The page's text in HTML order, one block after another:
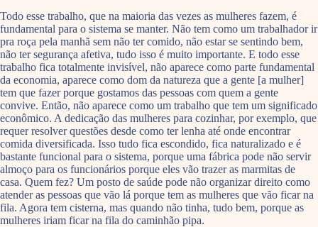
Todo esse trabalho, que na maioria das vezes as mulheres fazem, é
fundamental para o sistema se manter. Não tem como um trabalhador ir
pra roça pela manhã sem não ter comido, não estar se sentindo bem,
não ter segurança afetiva, tudo isso é muito importante. E todo esse
trabalho fica totalmente invisível, não aparece como parte fundamental
da economia, aparece como dom da natureza que a gente [a mulher]
tem que fazer porque gostamos das pessoas com quem a gente
convive. Então, não aparece como um trabalho que tem um significado
econômico. A dedicação das mulheres para cozinhar, por exemplo, que
requer resolver questões desde como ter lenha até onde encontrar
comida diversificada. Isso tudo fica escondido, fica naturalizado e é
bastante funcional para o sistema, porque uma fábrica pode não servir
almoço para os funcionários porque eles vão trazer as marmitas de
casa. Quem fez? Um posto de saúde pode não organizar direito como
atender as pessoas que vão lá porque tem as mulheres que vão ficar na
fila. Agora tem cisterna, mas quando não tinha, tudo bem, porque as
mulheres iriam ficar na fila do caminhão pipa.